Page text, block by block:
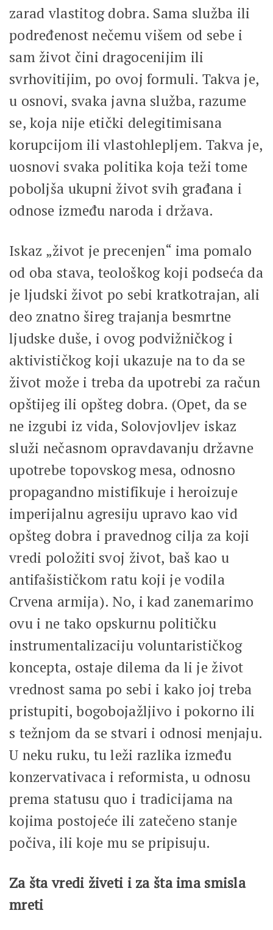
zarad vlastitog dobra. Sama služba ili
podređenost nečemu višem od sebe i
sam život čini dragocenijim ili
svrhovitijim, po ovoj formuli. Takva je,
u osnovi, svaka javna služba, razume
se, koja nije etički delegitimisana
korupcijom ili vlastohlepljem. Takva je,
uosnovi svaka politika koja teži tome
poboljša ukupni život svih građana i
odnose između naroda i država.
Iskaz „život je precenjen“ ima pomalo
od oba stava, teološkog koji podseća da
je ljudski život po sebi kratkotrajan, ali
deo znatno šireg trajanja besmrtne
ljudske duše, i ovog podvižničkog i
aktivističkog koji ukazuje na to da se
život može i treba da upotrebi za račun
opštijeg ili opšteg dobra. (Opet, da se
ne izgubi iz vida, Solovjovljev iskaz
služi nečasnom opravdavanju državne
upotrebe topovskog mesa, odnosno
propagandno mistifikuje i heroizuje
imperijalnu agresiju upravo kao vid
opšteg dobra i pravednog cilja za koji
vredi položiti svoj život, baš kao u
antifašističkom ratu koji je vodila
Crvena armija). No, i kad zanemarimo
ovu i ne tako opskurnu političku
instrumentalizaciju voluntarističkog
koncepta, ostaje dilema da li je život
vrednost sama po sebi i kako joj treba
pristupiti, bogobojažljivo i pokorno ili
s težnjom da se stvari i odnosi menjaju.
U neku ruku, tu leži razlika između
konzervativaca i reformista, u odnosu
prema statusu quo i tradicijama na
kojima postojeće ili zatečeno stanje
počiva, ili koje mu se pripisuju.
Za šta vredi živeti i za šta ima smisla
mreti